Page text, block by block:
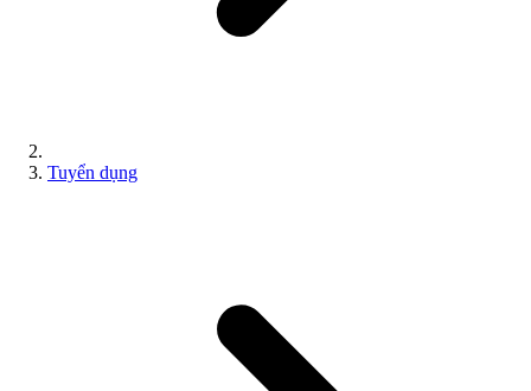
Tuyển dụng